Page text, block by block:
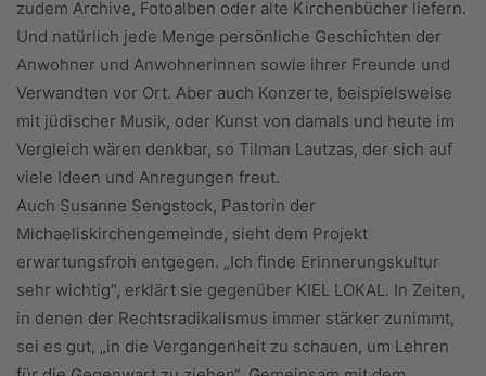
zudem Archive, Fotoalben oder alte Kirchenbücher liefern.
Und natürlich jede Menge persönliche Geschichten der
Anwohner und Anwohnerinnen sowie ihrer Freunde und
Verwandten vor Ort. Aber auch Konzerte, beispielsweise
mit jüdischer Musik, oder Kunst von damals und heute im
Vergleich wären denkbar, so Tilman Lautzas, der sich auf
viele Ideen und Anregungen freut.
Auch Susanne Sengstock, Pastorin der
Michaeliskirchengemeinde, sieht dem Projekt
erwartungsfroh entgegen. „Ich finde Erinnerungskultur
sehr wichtig“, erklärt sie gegenüber KIEL LOKAL. In Zeiten,
in denen der Rechtsradikalismus immer stärker zunimmt,
sei es gut, „in die Vergangenheit zu schauen, um Lehren